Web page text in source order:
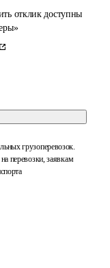
отклик доступны
грузоперевозок.
перевозки, заявкам